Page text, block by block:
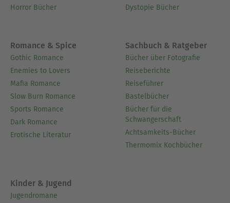
Horror Bücher
Dystopie Bücher
Romance & Spice
Gothic Romance
Enemies to Lovers
Mafia Romance
Slow Burn Romance
Sports Romance
Dark Romance
Erotische Literatur
Sachbuch & Ratgeber
Bücher über Fotografie
Reiseberichte
Reiseführer
Bastelbücher
Bücher für die
Schwangerschaft
Achtsamkeits-Bücher
Thermomix Kochbücher
Kinder & Jugend
Jugendromane